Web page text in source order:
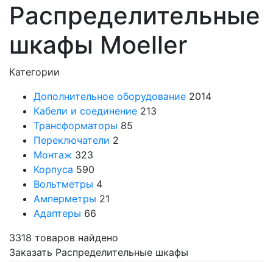
Распределительные
шкафы Moeller
Категории
Дополнительное оборудование 2014
Кабели и соединение 213
Трансформаторы 85
Переключатели 2
Монтаж 323
Корпуса 590
Вольтметры 4
Амперметры 21
Адаптеры 66
3318 товаров найдено
Заказать Распределительные шкафы